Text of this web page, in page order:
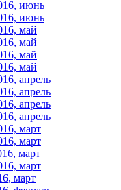
июнь
июнь
май
май
май
май
апрель
апрель
апрель
апрель
март
март
март
март
март